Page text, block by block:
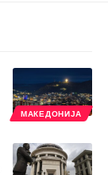
МАКЕДОНИЈА